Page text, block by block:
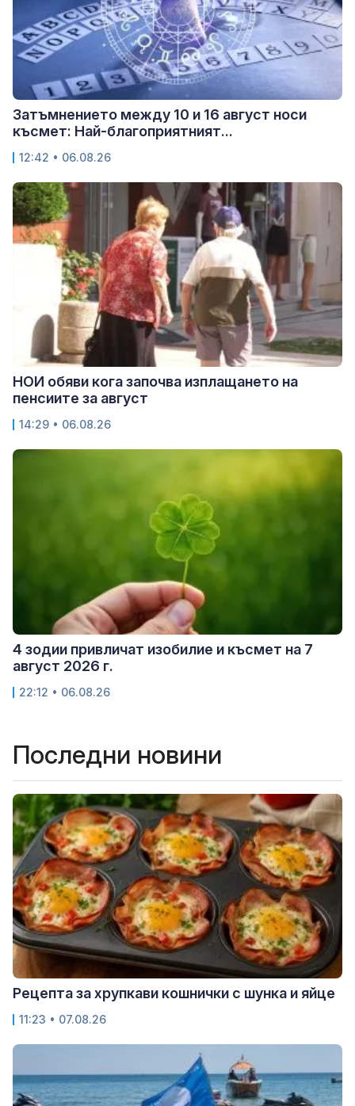
Затъмнението между 10 и 16 август носи
късмет: Най-благоприятният...
12:42 • 06.08.26
НОИ обяви кога започва изплащането на
пенсиите за август
14:29 • 06.08.26
4 зодии привличат изобилие и късмет на 7
август 2026 г.
22:12 • 06.08.26
Последни новини
Рецепта за хрупкави кошнички с шунка и яйце
11:23 • 07.08.26